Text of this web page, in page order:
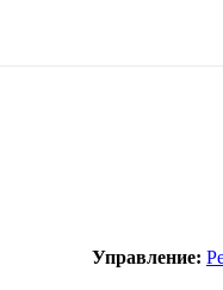
Управление: